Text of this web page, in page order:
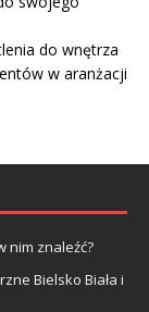
do wnętrza
w aranżacji
nim znaleźć?
Bielsko Biała i